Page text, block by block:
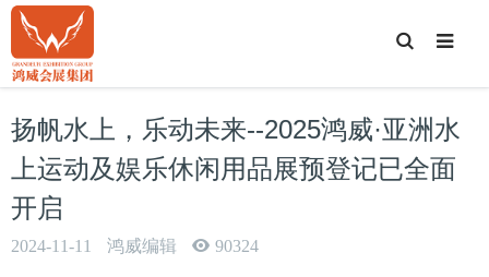
T
o
g
e
S
e
a
r
扬帆水上，乐动未来--2025鸿威·亚洲水
上运动及娱乐休闲用品展预登记已全面
开启
2024-11-11 鸿威编辑 90324